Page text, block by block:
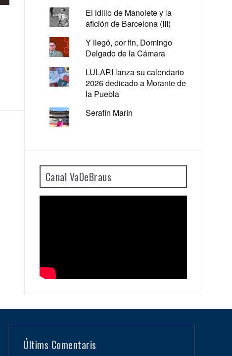
El idilio de Manolete y la
afición de Barcelona (III)
Y llegó, por fin, Domingo
Delgado de la Cámara
LULARI lanza su calendario
2026 dedicado a Morante de
la Puebla
Serafín Marín
Canal VaDeBraus
Últims Comentaris